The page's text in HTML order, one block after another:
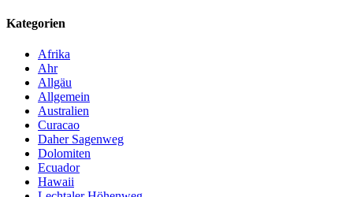
Kategorien
Afrika
Ahr
Allgäu
Allgemein
Australien
Curacao
Daher Sagenweg
Dolomiten
Ecuador
Hawaii